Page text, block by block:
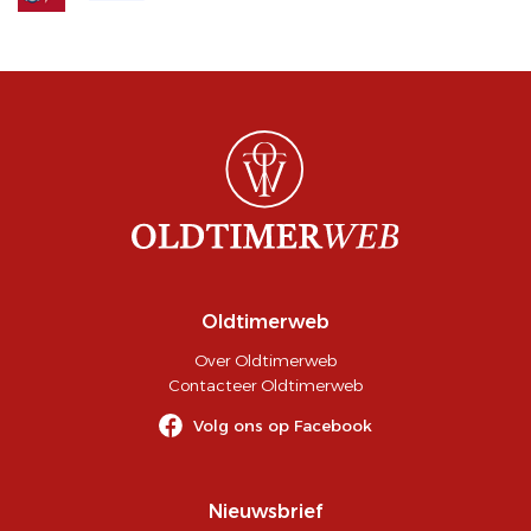
Oldtimerweb
Over Oldtimerweb
Contacteer Oldtimerweb
Volg ons op Facebook
Nieuwsbrief